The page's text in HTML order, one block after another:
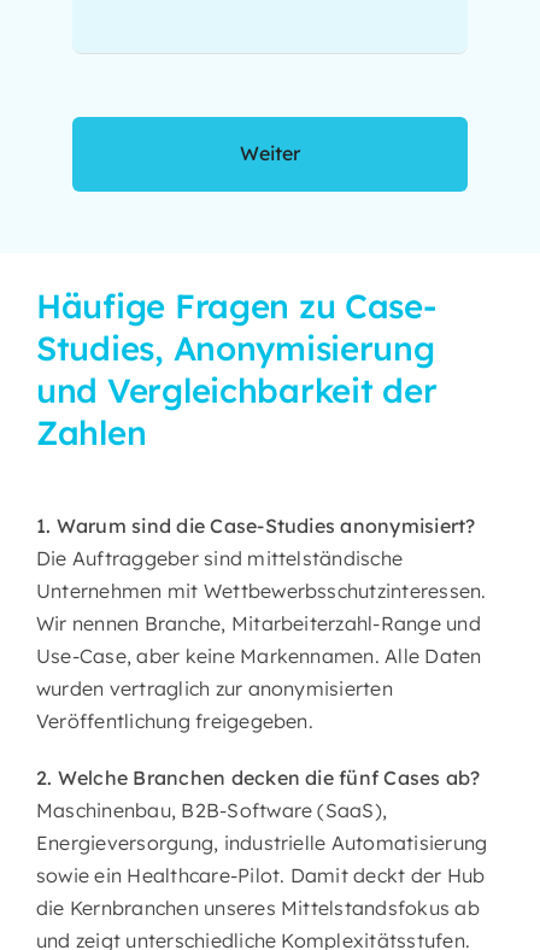
Weiter
Häufige Fragen zu Case-
Studies, Anonymisierung
und Vergleichbarkeit der
Zahlen
1. Warum sind die Case-Studies anonymisiert?
Die Auftraggeber sind mittelständische
Unternehmen mit Wettbewerbsschutzinteressen.
Wir nennen Branche, Mitarbeiterzahl-Range und
Use-Case, aber keine Markennamen. Alle Daten
wurden vertraglich zur anonymisierten
Veröffentlichung freigegeben.
2. Welche Branchen decken die fünf Cases ab?
Maschinenbau, B2B-Software (SaaS),
Energieversorgung, industrielle Automatisierung
sowie ein Healthcare-Pilot. Damit deckt der Hub
die Kernbranchen unseres Mittelstandsfokus ab
und zeigt unterschiedliche Komplexitätsstufen.